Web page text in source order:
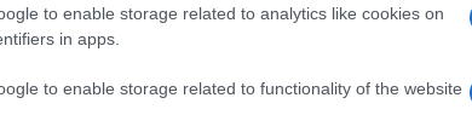
to enable storage related to analytics like cookies on
in apps.
to enable storage related to functionality of the website
Apple Watch Ultra 3